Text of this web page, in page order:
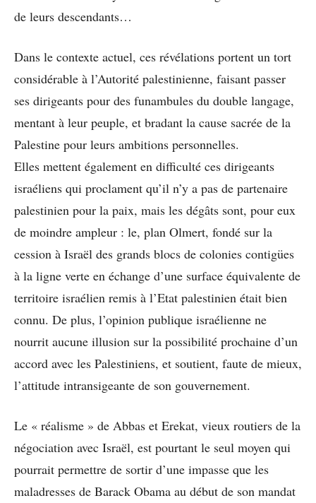
de leurs descendants…
Dans le contexte actuel, ces révélations portent un tort
considérable à l’Autorité palestinienne, faisant passer
ses dirigeants pour des funambules du double langage,
mentant à leur peuple, et bradant la cause sacrée de la
Palestine pour leurs ambitions personnelles.
Elles mettent également en difficulté ces dirigeants
israéliens qui proclament qu’il n’y a pas de partenaire
palestinien pour la paix, mais les dégâts sont, pour eux
de moindre ampleur : le, plan Olmert, fondé sur la
cession à Israël des grands blocs de colonies contigües
à la ligne verte en échange d’une surface équivalente de
territoire israélien remis à l’Etat palestinien était bien
connu. De plus, l’opinion publique israélienne ne
nourrit aucune illusion sur la possibilité prochaine d’un
accord avec les Palestiniens, et soutient, faute de mieux,
l’attitude intransigeante de son gouvernement.
Le « réalisme » de Abbas et Erekat, vieux routiers de la
négociation avec Israël, est pourtant le seul moyen qui
pourrait permettre de sortir d’une impasse que les
maladresses de Barack Obama au début de son mandat